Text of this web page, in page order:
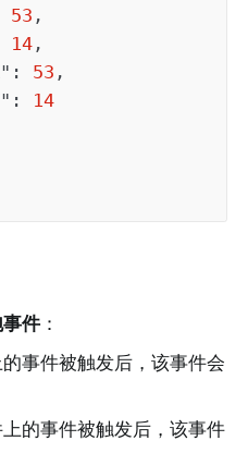
53 ,
14 ,
: 53 ,
:
14
件 ：
事件被触发后，该事件会
的事件被触发后，该事件